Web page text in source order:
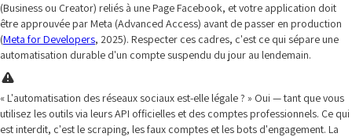
(Business ou Creator) reliés à une Page Facebook, et votre application doit
être approuvée par Meta (Advanced Access) avant de passer en production
(Meta for Developers, 2025). Respecter ces cadres, c'est ce qui sépare une
automatisation durable d'un compte suspendu du jour au lendemain.
« L'automatisation des réseaux sociaux est-elle légale ? » Oui — tant que vous
utilisez les outils via leurs API officielles et des comptes professionnels. Ce qui
est interdit, c'est le scraping, les faux comptes et les bots d'engagement. La